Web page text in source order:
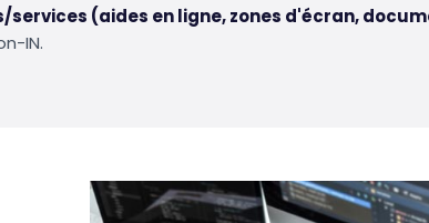
(aides en ligne, zones d'écran,
IN.